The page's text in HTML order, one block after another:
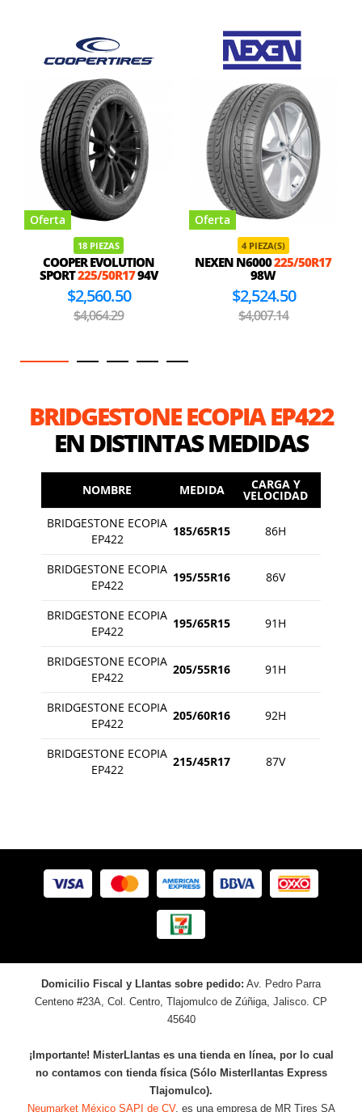
Oferta
18 PIEZAS
COOPER EVOLUTION
SPORT225/50R1794V
$2,560.50
$4,064.29
Oferta
4 PIEZA(S)
NEXEN N6000225/50R17
98W
$2,524.50
$4,007.14
BRIDGESTONE ECOPIA EP422
EN DISTINTAS MEDIDAS
NOMBRE MEDIDA CARGA Y
VELOCIDAD
BRIDGESTONE ECOPIA
EP422
185/65R15 86H
BRIDGESTONE ECOPIA
EP422
195/55R16 86V
BRIDGESTONE ECOPIA
EP422
195/65R15 91H
BRIDGESTONE ECOPIA
EP422
205/55R16 91H
BRIDGESTONE ECOPIA
EP422
205/60R16 92H
BRIDGESTONE ECOPIA
EP422
215/45R17 87V
Domicilio Fiscal y Llantas sobre pedido: Av. Pedro Parra
Centeno #23A, Col. Centro, Tlajomulco de Zúñiga, Jalisco. CP
45640
¡Importante! MisterLlantas es una tienda en línea, por lo cual
no contamos con tienda física (Sólo Misterllantas Express
Tlajomulco).
Neumarket México SAPI de CV, es una empresa de MR Tires SA